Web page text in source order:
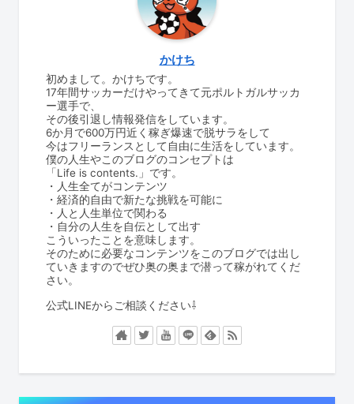
かけち
初めまして。かけちです。
17年間サッカーだけやってきて元ポルトガルサッカ
ー選手で、
その後引退し情報発信をしています。
6か月で600万円近く稼ぎ爆速で脱サラをして
今はフリーランスとして自由に生活をしています。
僕の人生やこのブログのコンセプトは
「Life is contents.」です。
・人生全てがコンテンツ
・経済的自由で新たな挑戦を可能に
・人と人生単位で関わる
・自分の人生を自伝として出す
こういったことを意味します。
そのために必要なコンテンツをこのブログでは出し
ていきますのでぜひ奥の奥まで潜って稼がれてくだ
さい。
公式LINEからご相談ください⇩